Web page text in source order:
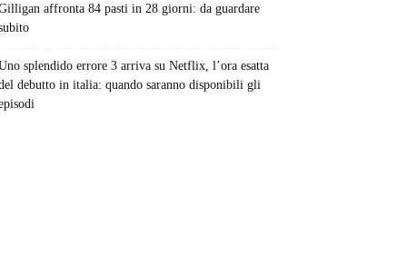
affronta 84 pasti in 28 giorni: da guardare
splendido errore 3 arriva su Netflix, l’ora esatta
debutto in italia: quando saranno disponibili gli